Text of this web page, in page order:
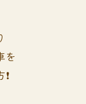
を